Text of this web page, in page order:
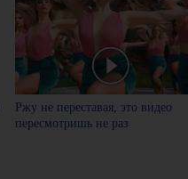
Ржу не переставая, это видео
пересмотришь не раз